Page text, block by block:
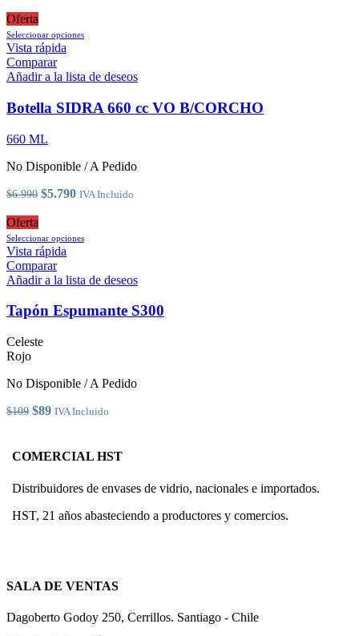
producto
era:
$16.890.
Oferta
Seleccionar opcionesEste
múltiples
Las
opciones
elegir
la
producto
Vista rápida
Comparar
Añadir a la lista de deseos
Botella SIDRA 660 cc VO B/CORCHO
660 ML
No Disponible / A Pedido
$6.990 El
era:
$6.990.
$5.790El
es:
IVA Incluido
Oferta
Seleccionar opcionesEste
múltiples
Las
en
página
Vista rápida
Comparar
Añadir a la lista de deseos
Tapón Espumante S300
Celeste
Rojo
No Disponible / A Pedido
$109 El
era:
$89El
es:
IVA Incluido
COMERCIAL HST
Distribuidores de envases de vidrio, nacionales e importados.
HST, 21 años abasteciendo a productores y comercios.
SALA DE VENTAS
Dagoberto Godoy 250, Cerrillos. Santiago - Chile